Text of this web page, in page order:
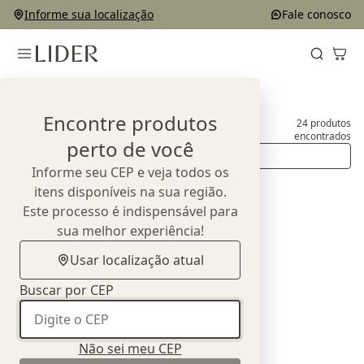
Informe sua localização Fale conosco
Encontre produtos
perto de você
Informe seu CEP e veja todos os
itens disponíveis na sua região.
Este processo é indispensável para
sua melhor experiência!
Usar localização atual
Buscar por CEP
Não sei meu CEP
Bancos e Puffs 24 produtos
encontrados
Ordenar